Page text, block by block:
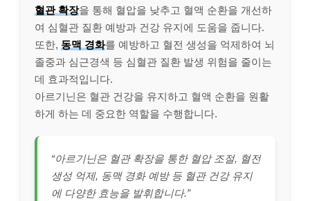
혈관 확장을 통해 혈압을 낮추고 혈액 순환을 개선하
여 심혈관 질환 예방과 건강 유지에 도움을 줍니다.
또한, 동맥 경화를 예방하고 혈전 생성을 억제하여 뇌
졸중과 심근경색 등 심혈관 질환 발생 위험을 줄이는
데 효과적입니다.
아르기닌은 혈관 건강을 유지하고 혈액 순환을 원활
하게 하는 데 중요한 역할을 수행합니다.
“아르기닌은 혈관 확장을 통한 혈압 조절, 혈전
생성 억제, 동맥 경화 예방 등 혈관 건강 유지
에 다양한 효능을 발휘합니다.”